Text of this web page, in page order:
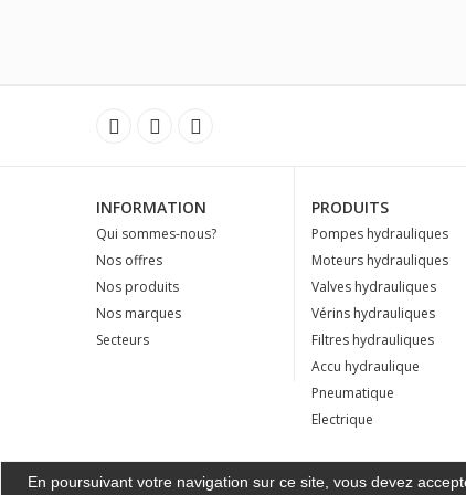
INFORMATION
Qui sommes-nous?
Nos offres
Nos produits
Nos marques
Secteurs
PRODUITS
Pompes hydrauliques
Moteurs hydrauliques
Valves hydrauliques
Vérins hydrauliques
Filtres hydrauliques
Accu hydraulique
Pneumatique
Electrique
En poursuivant votre navigation sur ce site, vous devez